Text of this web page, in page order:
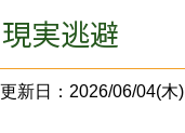
実逃避
更新日：2026/06/04(木)